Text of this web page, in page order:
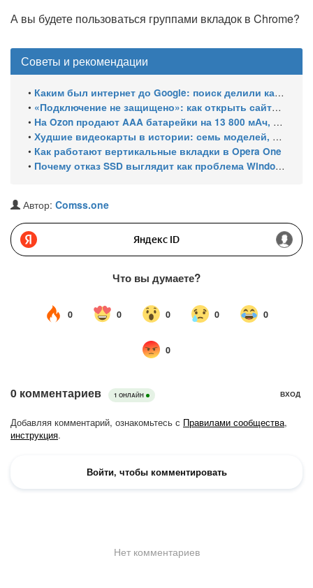
А вы будете пользоваться группами вкладок в Chrome?
Советы и рекомендации
• Каким был интернет до Google: поиск делили каталоги, роботы и порталы
• «Подключение не защищено»: как открыть сайты с российскими сертификатами
• На Ozon продают AAA батарейки на 13 800 мАч, замер показал 400 мАч на элемент
• Худшие видеокарты в истории: семь моделей, провалившихся за 30 лет
• Как работают вертикальные вкладки в Opera One
• Почему отказ SSD выглядит как проблема Windows и как это проверить
Автор: Comss.one